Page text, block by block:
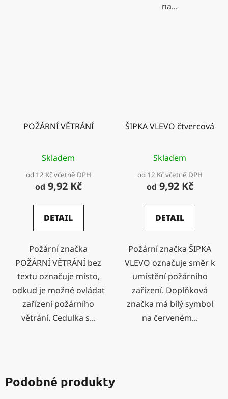
na...
POŽÁRNÍ VĚTRÁNÍ
Skladem
od 12 Kč včetně DPH
od 9,92 Kč
DETAIL
Požární značka
POŽÁRNÍ VĚTRÁNÍ bez
textu označuje místo,
odkud je možné ovládat
zařízení požárního
větrání. Cedulka s...
ŠIPKA VLEVO čtvercová
Skladem
od 12 Kč včetně DPH
od 9,92 Kč
DETAIL
Požární značka ŠIPKA
VLEVO označuje směr k
umístění požárního
zařízení. Doplňková
značka má bílý symbol
na červeném...
Podobné produkty